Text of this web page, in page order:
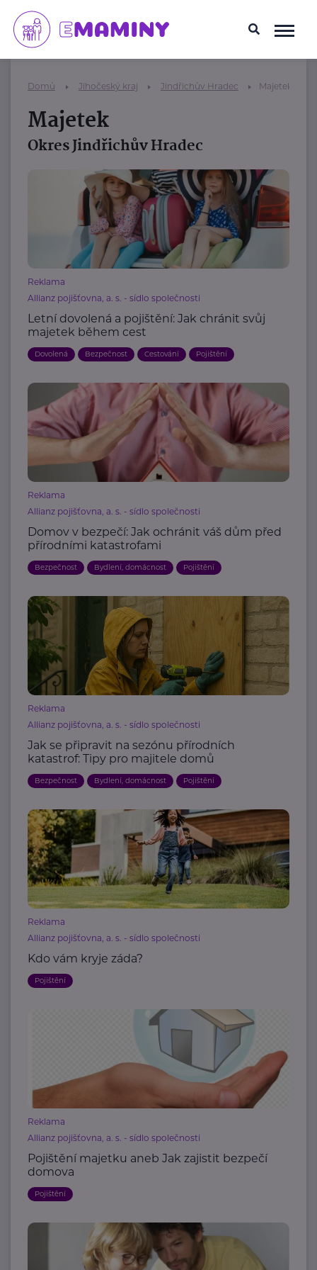
Domů Jihočeský kraj Jindřichův Hradec Majetek
Majetek
Okres Jindřichův Hradec
Reklama
Allianz pojišťovna, a. s. - sídlo společnosti
Letní dovolená a pojištění: Jak chránit svůj
majetek během cest
Dovolená Bezpečnost Cestování Pojištění
Reklama
Allianz pojišťovna, a. s. - sídlo společnosti
Domov v bezpečí: Jak ochránit váš dům před
přírodními katastrofami
Bezpečnost Bydlení, domácnost Pojištění
Reklama
Allianz pojišťovna, a. s. - sídlo společnosti
Jak se připravit na sezónu přírodních
katastrof: Tipy pro majitele domů
Bezpečnost Bydlení, domácnost Pojištění
Reklama
Allianz pojišťovna, a. s. - sídlo společnosti
Kdo vám kryje záda?
Pojištění
Reklama
Allianz pojišťovna, a. s. - sídlo společnosti
Pojištění majetku aneb Jak zajistit bezpečí
domova
Pojištění